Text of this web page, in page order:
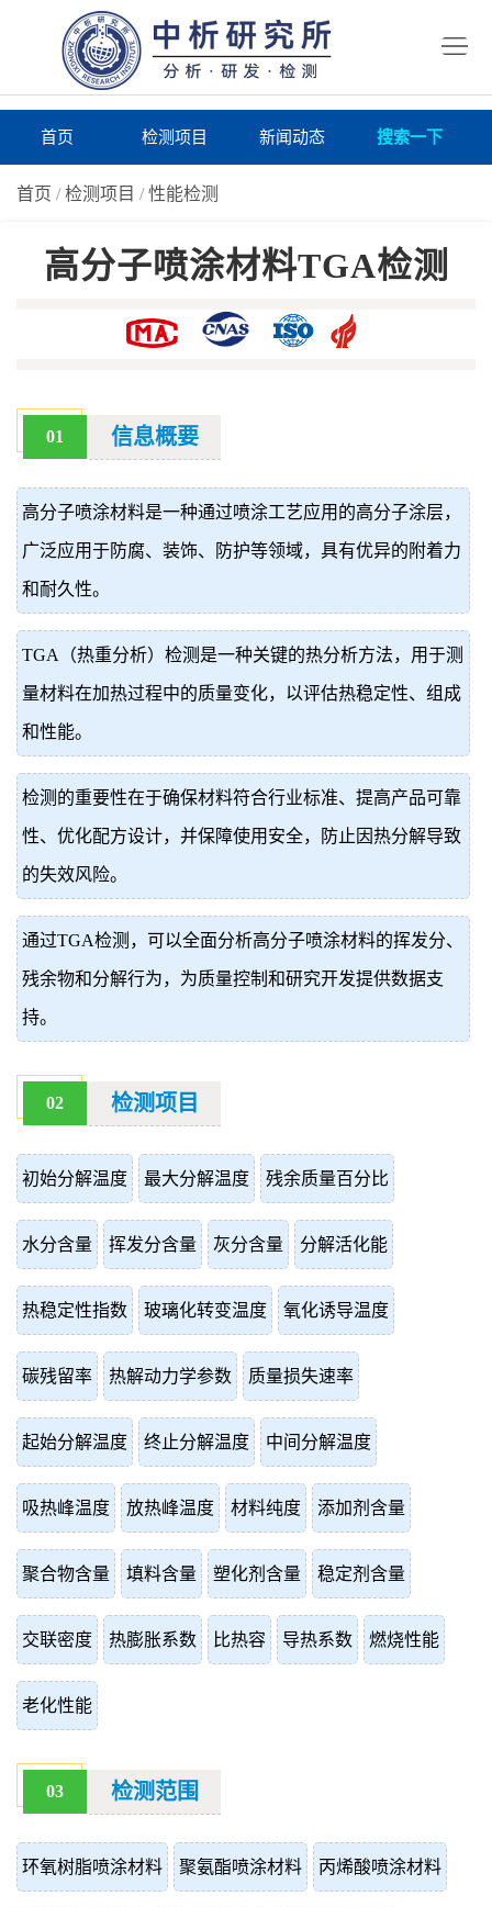
首页 检测项目 新闻动态 搜索一下
首页 /检测项目 /性能检测
高分子喷涂材料TGA检测
01 信息概要
高分子喷涂材料是一种通过喷涂工艺应用的高分子涂层，
广泛应用于防腐、装饰、防护等领域，具有优异的附着力
和耐久性。
TGA（热重分析）检测是一种关键的热分析方法，用于测
量材料在加热过程中的质量变化，以评估热稳定性、组成
和性能。
检测的重要性在于确保材料符合行业标准、提高产品可靠
性、优化配方设计，并保障使用安全，防止因热分解导致
的失效风险。
通过TGA检测，可以全面分析高分子喷涂材料的挥发分、
残余物和分解行为，为质量控制和研究开发提供数据支
持。
02 检测项目
初始分解温度 最大分解温度 残余质量百分比
水分含量 挥发分含量 灰分含量 分解活化能
热稳定性指数 玻璃化转变温度 氧化诱导温度
碳残留率 热解动力学参数 质量损失速率
起始分解温度 终止分解温度 中间分解温度
吸热峰温度 放热峰温度 材料纯度 添加剂含量
聚合物含量 填料含量 塑化剂含量 稳定剂含量
交联密度 热膨胀系数 比热容 导热系数 燃烧性能
老化性能
03 检测范围
环氧树脂喷涂材料 聚氨酯喷涂材料 丙烯酸喷涂材料
价
真
伪
询